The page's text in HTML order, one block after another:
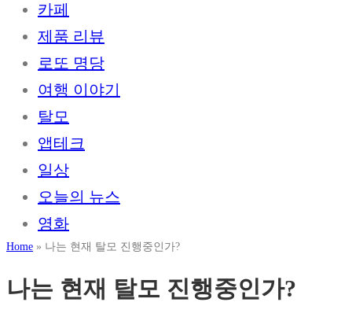
카페
제품 리뷰
로또 명당
여행 이야기
탈모
앱테크
일상
오늘의 뉴스
영화
Home » 나는 현재 탈모 진행중인가?
나는 현재 탈모 진행중인가?